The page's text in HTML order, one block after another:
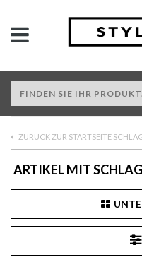
ZURÜCK ZUR STARTSEITE
ARTIKEL MIT